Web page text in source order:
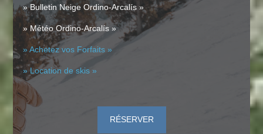
» Bulletin Neige Ordino-Arcalís »
» Météo Ordino-Arcalís »
» Achetez vos Forfaits »
» Location de skis »
RÉSERVER